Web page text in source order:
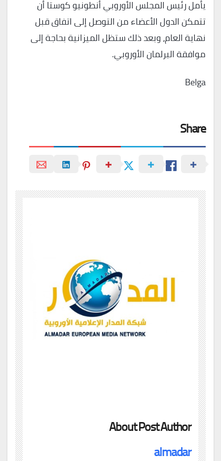
يأمل رئيس المجلس الأوروبي أنطونيو كوستا أن
تتمكن الدول الأعضاء من التوصل إلى اتفاق قبل
نهاية العام، وبعد ذلك ستظل الميزانية بحاجة إلى
موافقة البرلمان الأوروبي.
Belga
Share
About Post Author
almadar